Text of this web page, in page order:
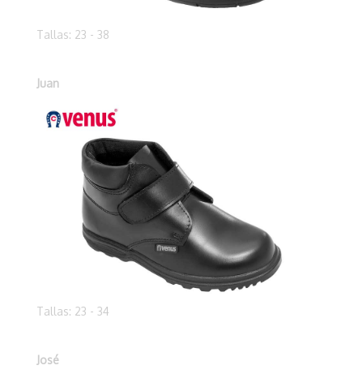
Tallas: 23 - 38
Juan
Tallas: 23 - 34
José